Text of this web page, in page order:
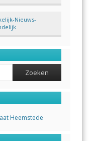
Nieuws-
Heemstede